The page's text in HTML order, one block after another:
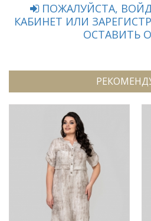
ПОЖАЛУЙСТА,
КАБИНЕТ ИЛИ
ОСТАВИТЬ